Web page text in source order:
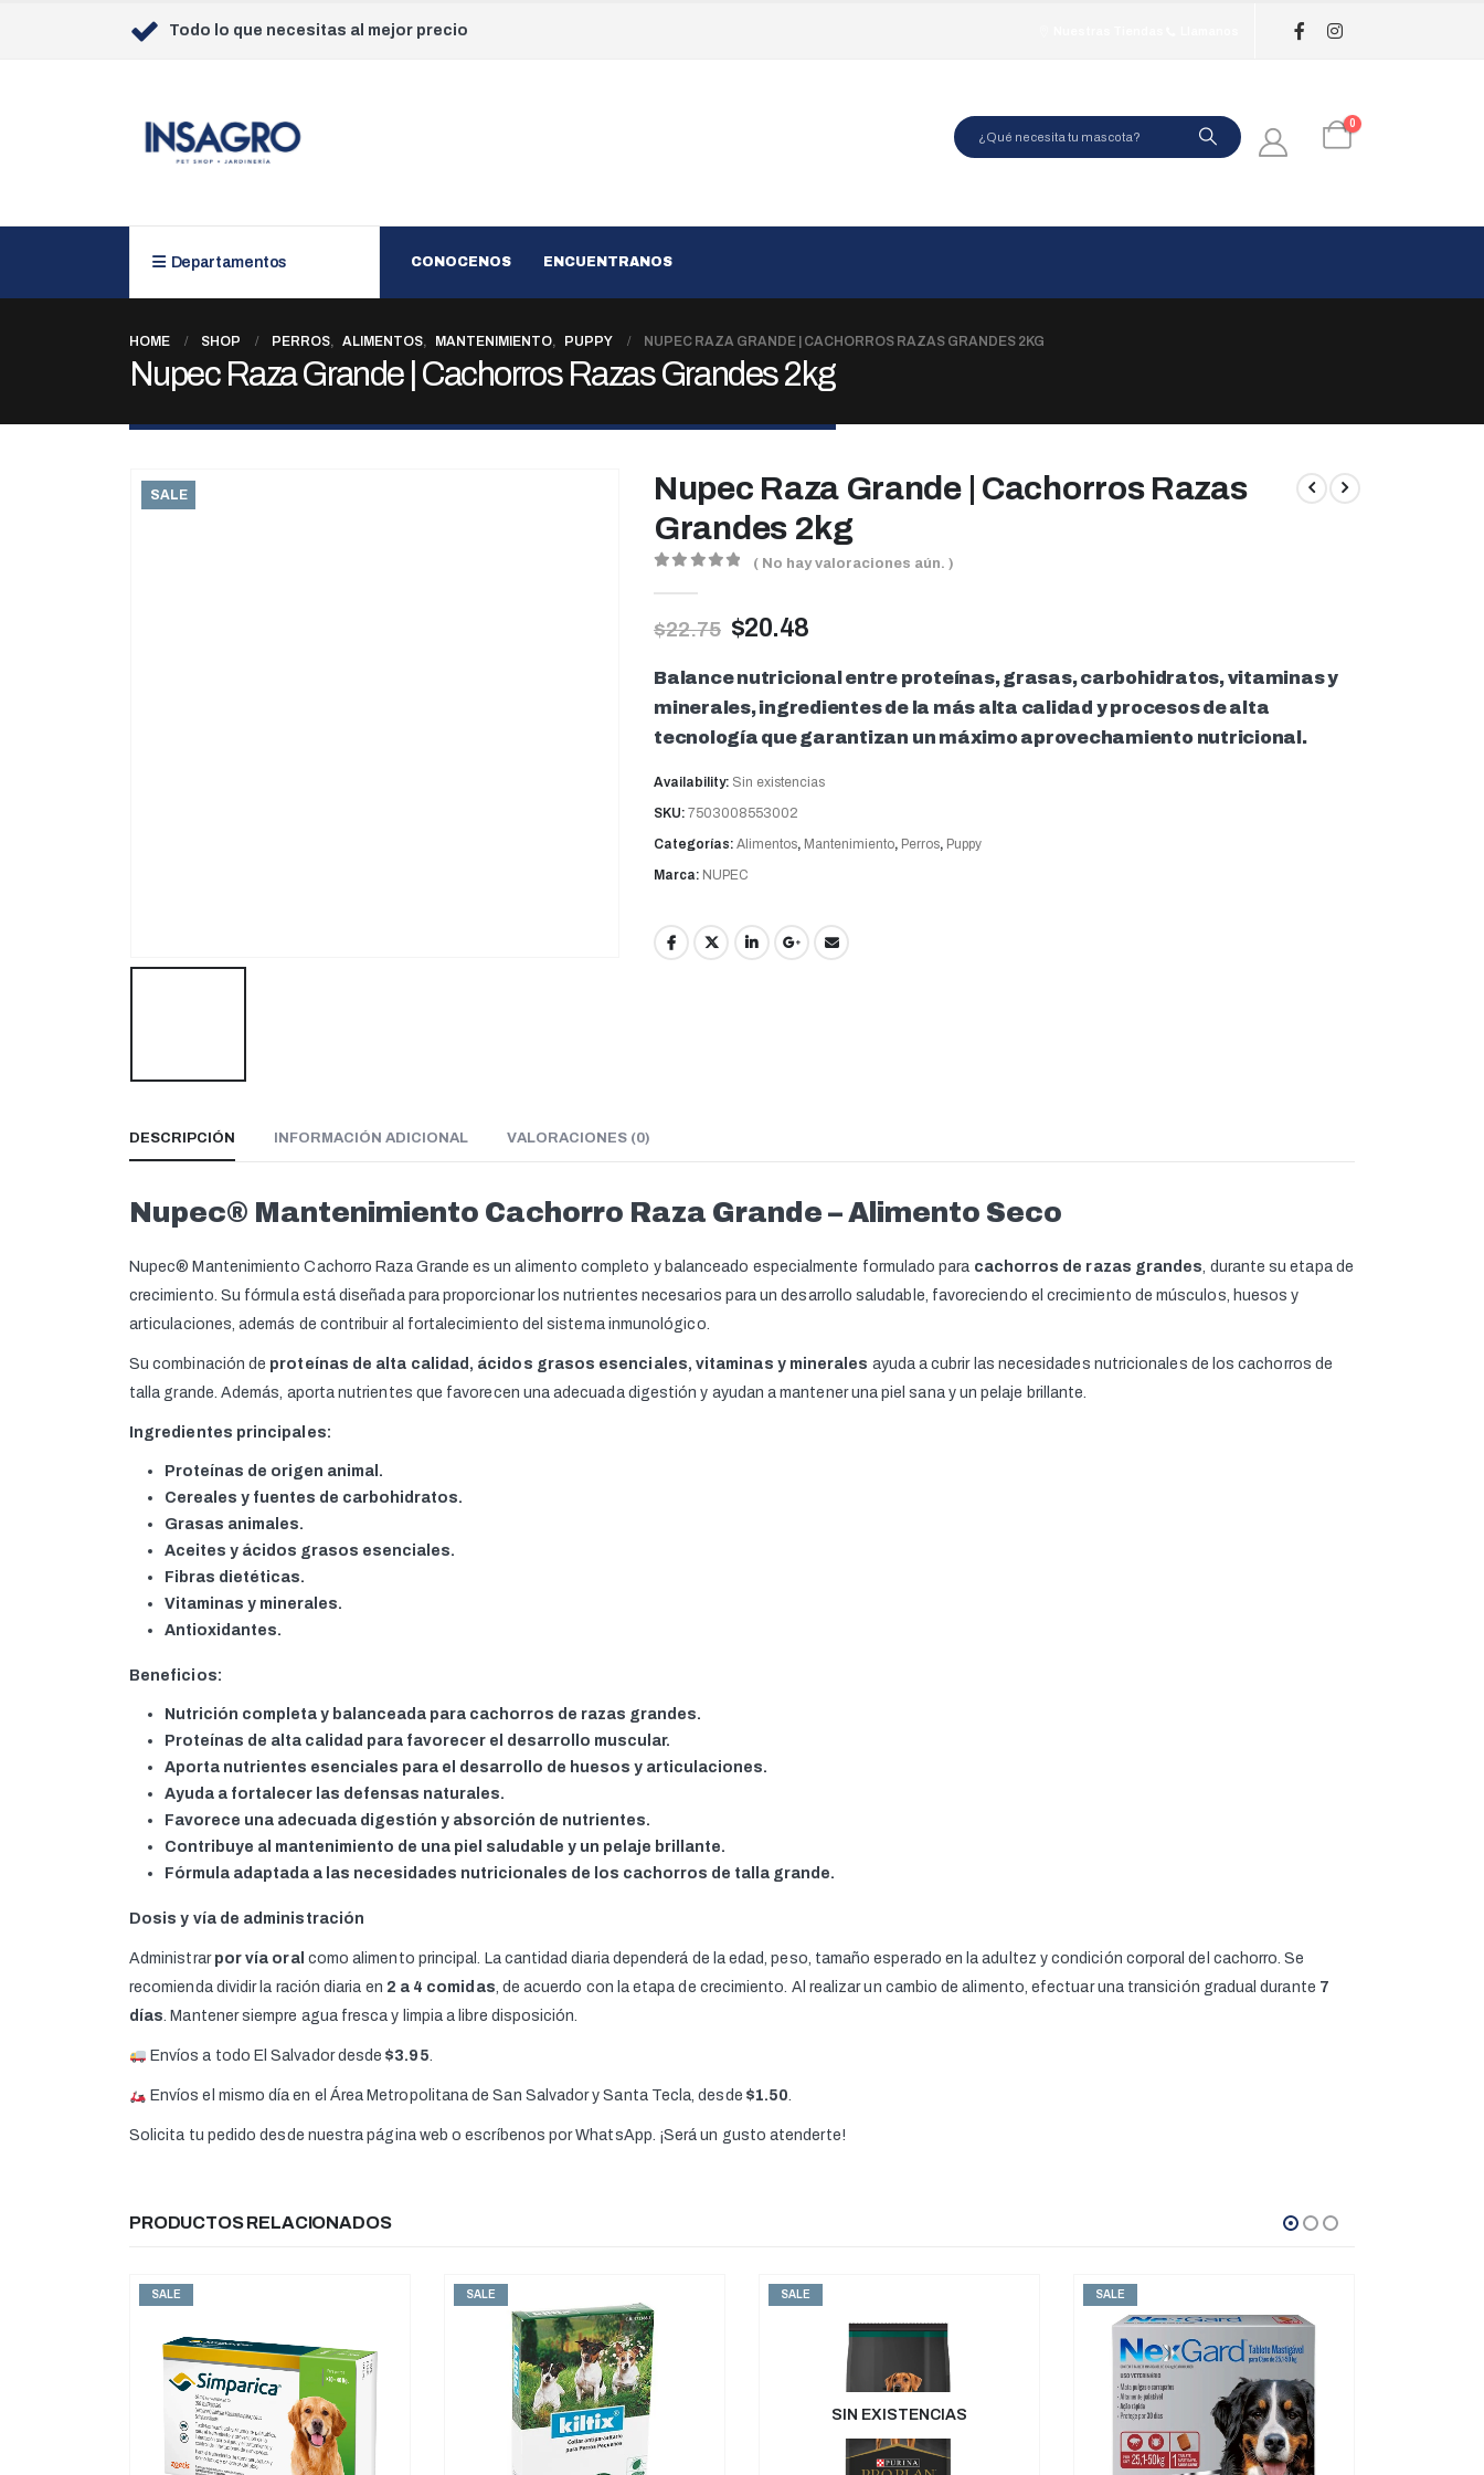
Todo lo que necesitas al mejor precio
0
Departamentos CONOCENOS ENCUENTRANOS
HOME SHOP PERROS, ALIMENTOS, MANTENIMIENTO, PUPPY NUPEC RAZA GRANDE | CACHORROS RAZAS GRANDES 2KG
Nupec Raza Grande | Cachorros Razas Grandes 2kg
SALE
Nupec Raza Grande | Cachorros Razas
Grandes 2kg
( No hay valoraciones aún. )
$22.75 $20.48
Balance nutricional entre proteínas, grasas, carbohidratos, vitaminas y
minerales, ingredientes de la más alta calidad y procesos de alta
tecnología que garantizan un máximo aprovechamiento nutricional.
Availability: Sin existencias
SKU: 7503008553002
Categorías: Alimentos, Mantenimiento, Perros, Puppy
Marca: NUPEC
DESCRIPCIÓN INFORMACIÓN ADICIONAL VALORACIONES (0)
Nupec® Mantenimiento Cachorro Raza Grande – Alimento Seco
Nupec® Mantenimiento Cachorro Raza Grande es un alimento completo y balanceado especialmente formulado para cachorros de razas grandes, durante su etapa de
crecimiento. Su fórmula está diseñada para proporcionar los nutrientes necesarios para un desarrollo saludable, favoreciendo el crecimiento de músculos, huesos y
articulaciones, además de contribuir al fortalecimiento del sistema inmunológico.
Su combinación de proteínas de alta calidad, ácidos grasos esenciales, vitaminas y minerales ayuda a cubrir las necesidades nutricionales de los cachorros de
talla grande. Además, aporta nutrientes que favorecen una adecuada digestión y ayudan a mantener una piel sana y un pelaje brillante.
Ingredientes principales:
Proteínas de origen animal.
Cereales y fuentes de carbohidratos.
Grasas animales.
Aceites y ácidos grasos esenciales.
Fibras dietéticas.
Vitaminas y minerales.
Antioxidantes.
Beneficios:
Nutrición completa y balanceada para cachorros de razas grandes.
Proteínas de alta calidad para favorecer el desarrollo muscular.
Aporta nutrientes esenciales para el desarrollo de huesos y articulaciones.
Ayuda a fortalecer las defensas naturales.
Favorece una adecuada digestión y absorción de nutrientes.
Contribuye al mantenimiento de una piel saludable y un pelaje brillante.
Fórmula adaptada a las necesidades nutricionales de los cachorros de talla grande.
Dosis y vía de administración
Administrar por vía oral como alimento principal. La cantidad diaria dependerá de la edad, peso, tamaño esperado en la adultez y condición corporal del cachorro. Se
recomienda dividir la ración diaria en 2 a 4 comidas, de acuerdo con la etapa de crecimiento. Al realizar un cambio de alimento, efectuar una transición gradual durante 7
días. Mantener siempre agua fresca y limpia a libre disposición.
Envíos a todo El Salvador desde$3.95.
Envíos el mismo día en el Área Metropolitana de San Salvador y Santa Tecla, desde $1.50.
Solicita tu pedido desde nuestra página web o escríbenos por WhatsApp. ¡Será un gusto atenderte!
PRODUCTOS RELACIONADOS
SALE SALE
SIN EXISTENCIAS
SALE SALE
ANTIPULGAS,ANTIPULGAS,ANTIPULGAS PERROS PESOS PEQUEÑOS
0out of 5